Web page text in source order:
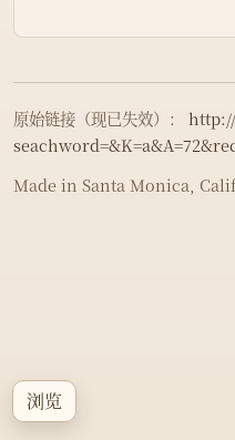
浏览
原始链接（现已失效）：
Made in Santa Monica,